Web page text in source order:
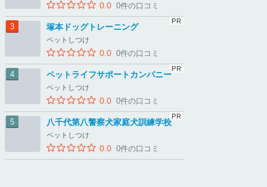
0.0 0件の口コミ
塚本ドッグトレーニング
ペットしつけ
0.0 0件の口コミ
ペットライフサポートカンパニー
ペットしつけ
0.0 0件の口コミ
八千代第八警察犬家庭犬訓練学校
ペットしつけ
0.0 0件の口コミ